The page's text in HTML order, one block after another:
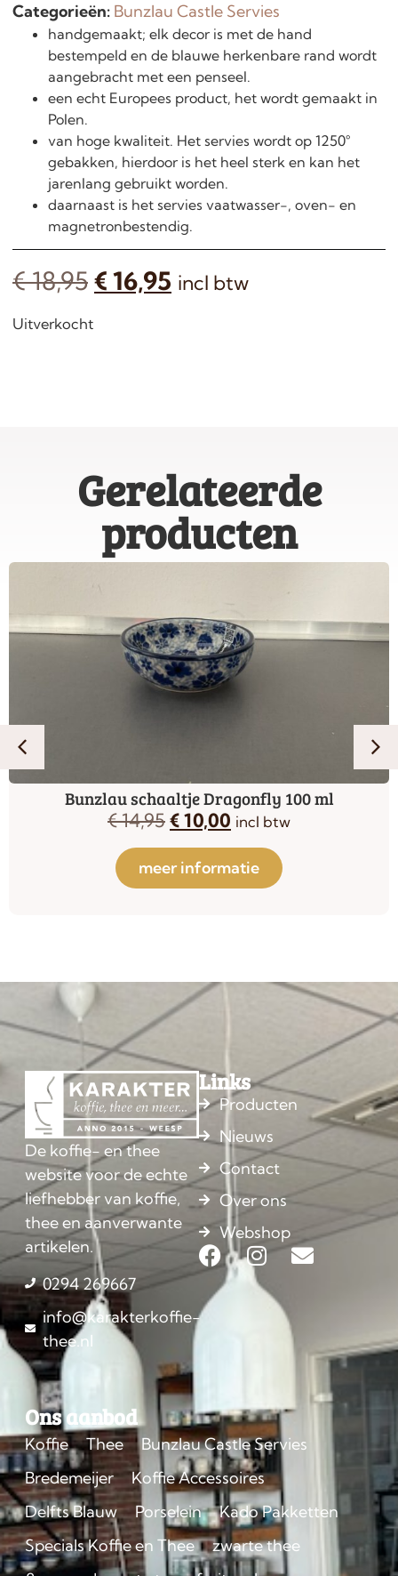
Categorieën: Bunzlau Castle Servies
handgemaakt; elk decor is met de hand
bestempeld en de blauwe herkenbare rand wordt
aangebracht met een penseel.
een echt Europees product, het wordt gemaakt in
Polen.
van hoge kwaliteit. Het servies wordt op 1250°
gebakken, hierdoor is het heel sterk en kan het
jarenlang gebruikt worden.
daarnaast is het servies vaatwasser-, oven- en
magnetronbestendig.
€18,95 € 16,95 incl btw
Uitverkocht
Gerelateerde
producten
Bunzlau schaaltje Dragonfly 100 ml
€14,95€10,00 incl btw
meer informatie
De koffie- en thee
website voor de echte
liefhebber van koffie,
thee en aanverwante
artikelen.
0294 269667
info@karakterkoffie-
thee.nl
Links
Producten
Nieuws
Contact
Over ons
Webshop
Ons aanbod
Koffie Thee
Bunzlau Castle Servies
Bredemeijer
Koffie Accessoires
Delfts Blauw
Porselein
Kado Pakketten
Specials Koffie en Thee
zwarte thee